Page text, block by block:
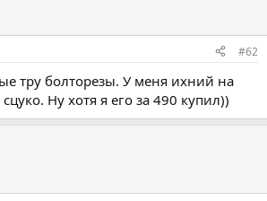
#62
тру болторезы. У меня ихний на
Ну хотя я его за 490 купил))